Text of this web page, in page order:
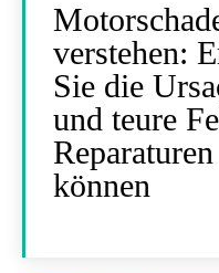
verstehen:
Sie die
und teure
können